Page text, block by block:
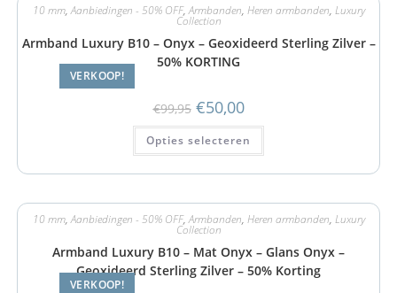
VERKOOP!
10 mm,Aanbiedingen - 50% OFF,Armbanden, Heren armbanden, Luxury
Collection
Armband Luxury B10 – Onyx – Geoxideerd Sterling Zilver –
50% KORTING
€99,95 €50,00
Opties selecteren
VERKOOP!
10 mm,Aanbiedingen - 50% OFF,Armbanden, Heren armbanden, Luxury
Collection
Armband Luxury B10 – Mat Onyx – Glans Onyx –
Geoxideerd Sterling Zilver – 50% Korting